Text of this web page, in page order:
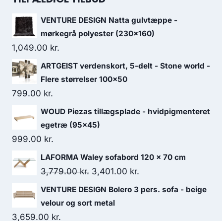
VENTURE DESIGN Natta gulvtæppe -
mørkegrå polyester (230x160)
1,049.00 kr.
ARTGEIST verdenskort, 5-delt - Stone world -
Flere størrelser 100x50
799.00 kr.
WOUD Piezas tillægsplade - hvidpigmenteret
egetræ (95x45)
999.00 kr.
LAFORMA Waley sofabord 120 x 70 cm
3,779.00kr. 3,401.00 kr.
VENTURE DESIGN Bolero 3 pers. sofa - beige
velour og sort metal
3,659.00 kr.